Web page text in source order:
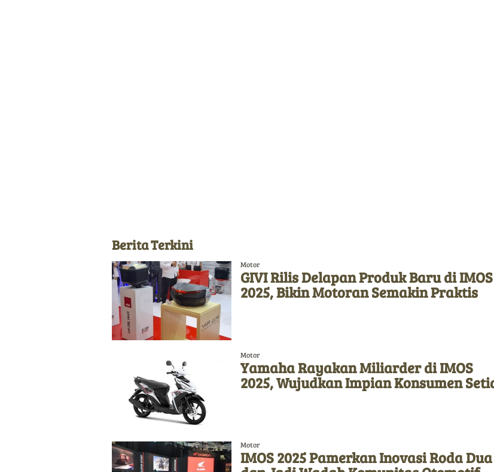
Berita Terkini
Motor
GIVI Rilis Delapan Produk Baru di IMOS
2025, Bikin Motoran Semakin Praktis
Motor
Yamaha Rayakan Miliarder di IMOS
2025, Wujudkan Impian Konsumen
Motor
IMOS 2025 Pamerkan Inovasi Roda Dua